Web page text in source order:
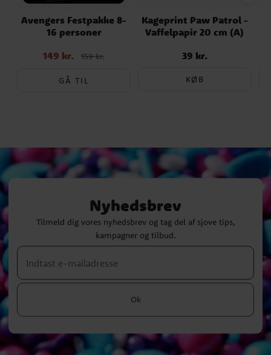
Avengers Festpakke 8-
16 personer
Nupris: 149 kr.Tidligere
149 kr. 159 kr.
GÅ TIL
Kageprint Paw Patrol -
Vaffelpapir 20 cm (A)
Pris: 39 kr.
39 kr.
KØB
Nyhedsbrev
Tilmeld dig vores nyhedsbrev og tag del af sjove tips,
kampagner og tilbud.
Ok